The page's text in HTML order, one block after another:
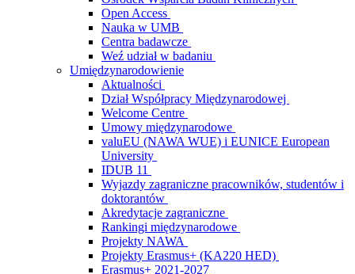
Open Access
Nauka w UMB
Centra badawcze
Weź udział w badaniu
Umiędzynarodowienie
Aktualności
Dział Współpracy Międzynarodowej
Welcome Centre
Umowy międzynarodowe
valuEU (NAWA WUE) i EUNICE European
University
IDUB 11
Wyjazdy zagraniczne pracowników, studentów i
doktorantów
Akredytacje zagraniczne
Rankingi międzynarodowe
Projekty NAWA
Projekty Erasmus+ (KA220 HED)
Erasmus+ 2021-2027